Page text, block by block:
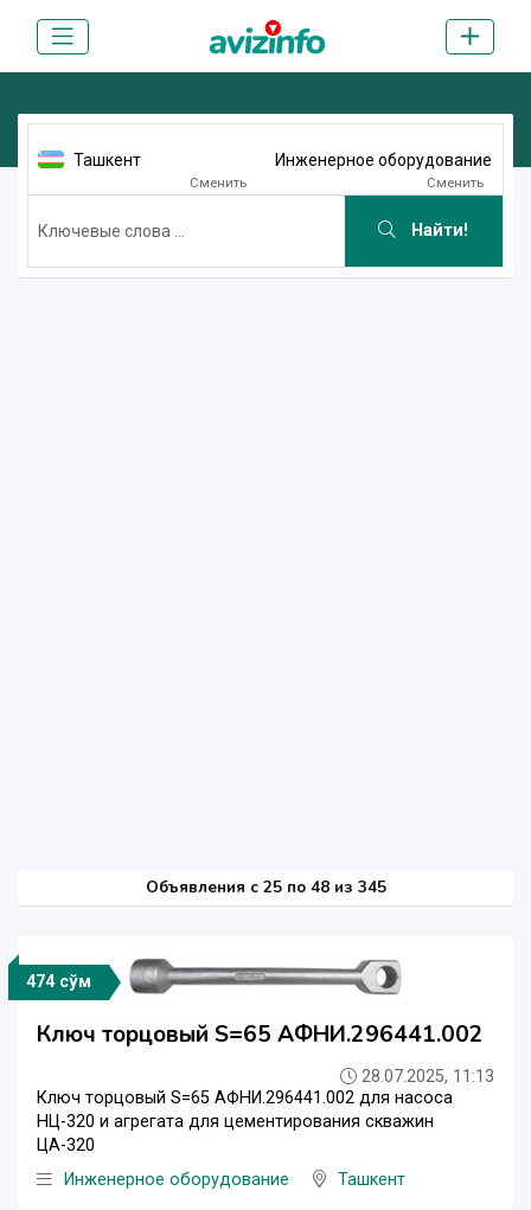
Ташкент
Сменить
Инженерное оборудование
Сменить
Найти!
Объявления c 25 по 48 из 345
474 сўм
Ключ торцовый S=65 АФНИ.296441.002
28.07.2025, 11:13
Ключ торцовый S=65 АФНИ.296441.002 для насоса
НЦ-320 и агрегата для цементирования скважин
ЦА-320
Инженерное оборудование
Ташкент